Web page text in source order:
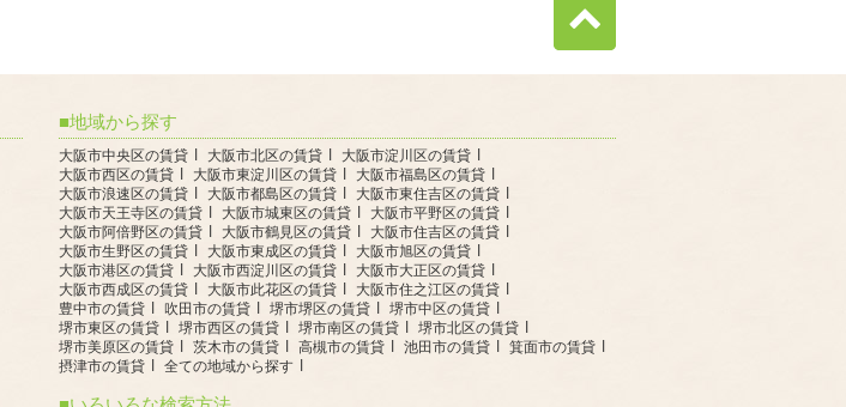
地域から探す
大阪市中央区の賃貸 大阪市北区の賃貸
大阪市淀川区の賃貸
大阪市西区の賃貸
大阪市東淀川区の賃貸
大阪市福島区の賃貸
大阪市浪速区の賃貸
大阪市都島区の賃貸
大阪市東住吉区の賃貸
大阪市天王寺区の賃貸
大阪市城東区の賃貸
大阪市平野区の賃貸
大阪市阿倍野区の賃貸
大阪市鶴見区の賃貸
大阪市住吉区の賃貸
大阪市生野区の賃貸
大阪市東成区の賃貸
大阪市旭区の賃貸
大阪市港区の賃貸
大阪市西淀川区の賃貸
大阪市大正区の賃貸
大阪市西成区の賃貸
大阪市此花区の賃貸
大阪市住之江区の賃貸
豊中市の賃貸
吹田市の賃貸 堺市堺区の賃貸
堺市中区の賃貸
堺市東区の賃貸
堺市西区の賃貸 堺市南区の賃貸
堺市北区の賃貸
堺市美原区の賃貸
茨木市の賃貸 高槻市の賃貸 池田市の賃貸
箕面市の賃貸
摂津市の賃貸
全ての地域から探す